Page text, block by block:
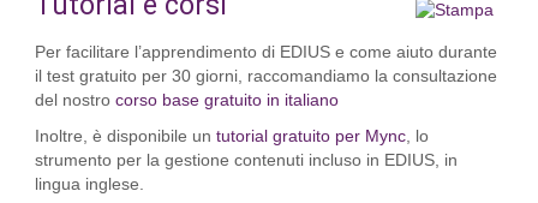
Per facilitare l’apprendimento di EDIUS e come aiuto durante
il test gratuito per 30 giorni, raccomandiamo la consultazione
del nostro corso base gratuito in italiano
Inoltre, è disponibile un tutorial gratuito per Mync, lo
strumento per la gestione contenuti incluso in EDIUS, in
lingua inglese.